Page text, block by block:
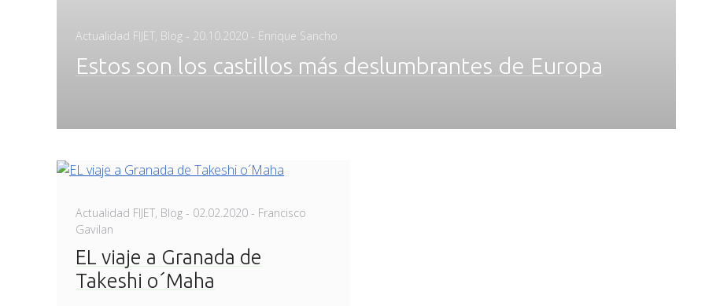
Actualidad FIJET, Blog - Posted
20.10.2020 - Enrique Sancho
Estos son los castillos más deslumbrantes de Europa
Actualidad FIJET, Blog - Posted
02.02.2020 - Francisco
Gavilan
EL viaje a Granada de
Takeshi o´Maha